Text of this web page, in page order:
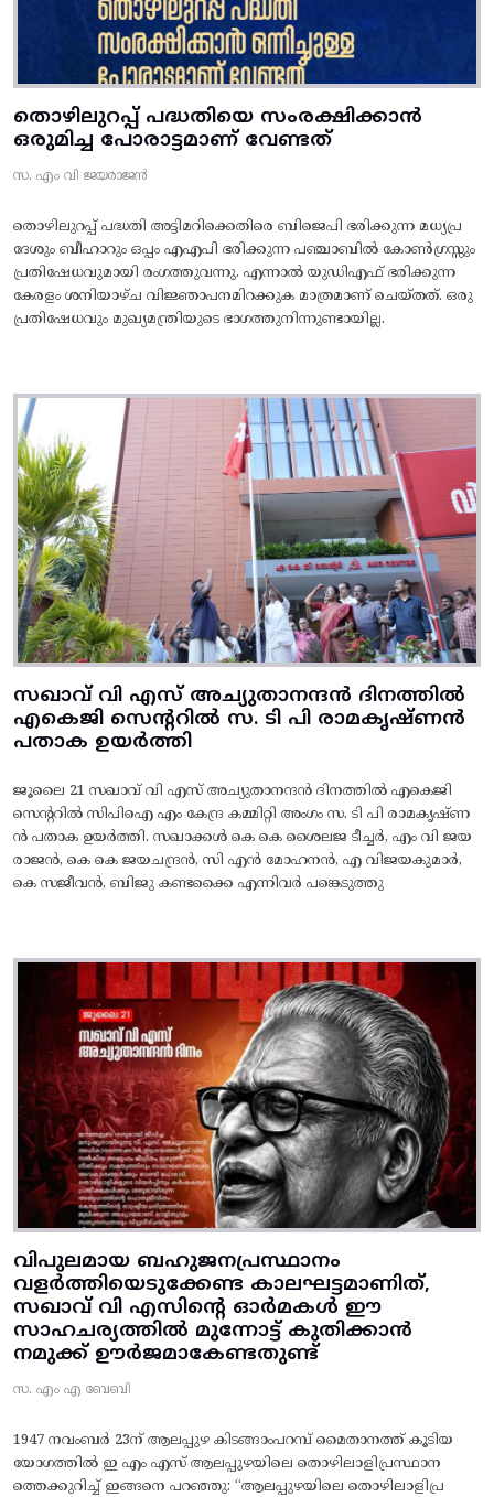
തൊഴിലുറപ്പ് പദ്ധതിയെ സംരക്ഷിക്കാൻ
ഒരുമിച്ച പോരാട്ടമാണ് വേണ്ടത്
സ. എം വി ജയരാജൻ
തൊഴിലുറപ്പ് പദ്ധതി അട്ടിമറിക്കെതിരെ ബിജെപി ഭരിക്കുന്ന മധ്യപ്ര
ദേശും ബീഹാറും ഒപ്പം എഎപി ഭരിക്കുന്ന പഞ്ചാബിൽ കോൺഗ്രസ്സും
പ്രതിഷേധവുമായി രംഗത്തുവന്നു. എന്നാൽ യുഡിഎഫ് ഭരിക്കുന്ന
കേരളം ശനിയാഴ്ച വിജ്ഞാപനമിറക്കുക മാത്രമാണ് ചെയ്തത്. ഒരു
പ്രതിഷേധവും മുഖ്യമന്ത്രിയുടെ ഭാഗത്തുനിന്നുണ്ടായില്ല.
സഖാവ് വി എസ് അച്യുതാനന്ദൻ ദിനത്തിൽ
എകെജി സെന്ററിൽ സ. ടി പി രാമകൃഷ്‌ണൻ
പതാക ഉയർത്തി
ജൂലൈ 21 സഖാവ് വി എസ് അച്യുതാനന്ദൻ ദിനത്തിൽ എകെജി
സെന്ററിൽ സിപിഐ എം കേന്ദ്ര കമ്മിറ്റി അംഗം സ. ടി പി രാമകൃഷ്‌ണ
ൻ പതാക ഉയർത്തി. സഖാക്കൾ കെ കെ ശൈലജ ടീച്ചർ, എം വി ജയ
രാജൻ, കെ കെ ജയചന്ദ്രൻ, സി എൻ മോഹനൻ, എ വിജയകുമാർ,
കെ സജീവൻ, ബിജു കണ്ടക്കൈ എന്നിവർ പങ്കെടുത്തു
വിപുലമായ ബഹുജനപ്രസ്ഥാനം
വളർത്തിയെടുക്കേണ്ട കാലഘട്ടമാണിത്,
സഖാവ് വി എസിന്റെ ഓർമകൾ ഈ
സാഹചര്യത്തിൽ മുന്നോട്ട്‌ കുതിക്കാൻ
നമുക്ക് ഊർജമാകേണ്ടതുണ്ട്
സ. എം എ ബേബി
1947 നവംബർ 23ന് ആലപ്പുഴ കിടങ്ങാംപറമ്പ്‌ മൈതാനത്ത്‌ കൂടിയ
യോഗത്തിൽ ഇ എം എസ് ആലപ്പുഴയിലെ തൊഴിലാളിപ്രസ്ഥാന
ത്തെക്കുറിച്ച് ഇങ്ങനെ പറഞ്ഞു: “ആലപ്പുഴയിലെ തൊഴിലാളിപ്ര